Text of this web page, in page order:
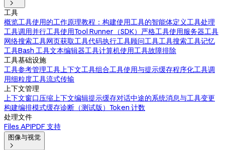

工具
概览工具使用的工作原理教程：构建使用工具的智能体定义工具处理
工具调用并行工具使用Tool Runner（SDK） 严格工具使用服务器工具
网络搜索工具网页获取工具代码执行工具顾问工具工具搜索工具记忆
工具Bash 工具文本编辑器工具计算机使用工具故障排除
工具基础设施
工具参考管理工具上下文工具组合工具使用与提示缓存程序化工具调
用细粒度工具流式传输
上下文管理
上下文窗口压缩上下文编辑提示缓存对话中途的系统消息与工具变更
构建编排模式缓存诊断（测试版） Token 计数
处理文件
Files APIPDF 支持
图像与视觉
